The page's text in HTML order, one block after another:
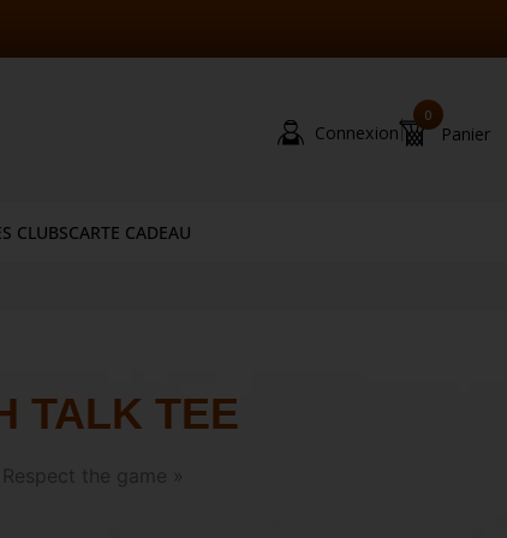
Connexion|
0
Panier
CLUBSCARTE CADEAU
TALK TEE
the game »